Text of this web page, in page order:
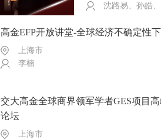
沈路易、孙皓
高金EFP开放讲堂-全球经济不确定性
上海市
李楠
交大高金全球商界领军学者GES项目
论坛
上海市